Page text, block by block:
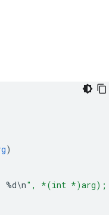
)
%d\n", *(int *)arg);